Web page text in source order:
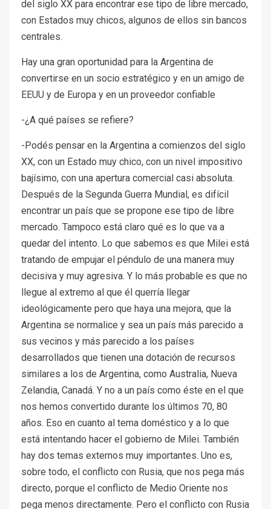
del siglo XX para encontrar ese tipo de libre mercado,
con Estados muy chicos, algunos de ellos sin bancos
centrales.
Hay una gran oportunidad para la Argentina de
convertirse en un socio estratégico y en un amigo de
EEUU y de Europa y en un proveedor confiable
-¿A qué países se refiere?
-Podés pensar en la Argentina a comienzos del siglo
XX, con un Estado muy chico, con un nivel impositivo
bajísimo, con una apertura comercial casi absoluta.
Después de la Segunda Guerra Mundial, es difícil
encontrar un país que se propone ese tipo de libre
mercado. Tampoco está claro qué es lo que va a
quedar del intento. Lo que sabemos es que Milei está
tratando de empujar el péndulo de una manera muy
decisiva y muy agresiva. Y lo más probable es que no
llegue al extremo al que él querría llegar
ideológicamente pero que haya una mejora, que la
Argentina se normalice y sea un país más parecido a
sus vecinos y más parecido a los países
desarrollados que tienen una dotación de recursos
similares a los de Argentina, como Australia, Nueva
Zelandia, Canadá. Y no a un país como éste en el que
nos hemos convertido durante los últimos 70, 80
años. Eso en cuanto al tema doméstico y a lo que
está intentando hacer el gobierno de Milei. También
hay dos temas externos muy importantes. Uno es,
sobre todo, el conflicto con Rusia, que nos pega más
directo, porque el conflicto de Medio Oriente nos
pega menos directamente. Pero el conflicto con Rusia